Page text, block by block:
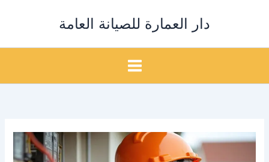
دار العمارة للصيانة العامة